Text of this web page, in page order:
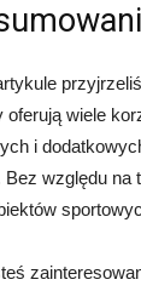
oferują wiele
i
Bez względu na